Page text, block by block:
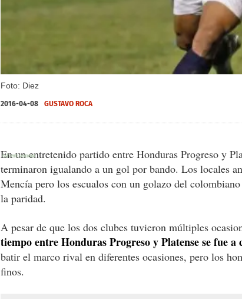
Foto: Diez
2016-04-08 GUSTAVO ROCA
En un entretenido partido entre Honduras Progreso y
terminaron igualando a un gol por bando. Los locales
Mencía pero los escualos con un golazo del
la paridad.
A pesar de que los dos clubes tuvieron múltiples
tiempo entre Honduras Progreso y Platense se fue a
batir el marco rival en diferentes ocasiones, pero los
finos.